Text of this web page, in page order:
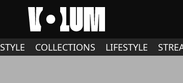
STYLE COLLECTIONS LIFESTYLE